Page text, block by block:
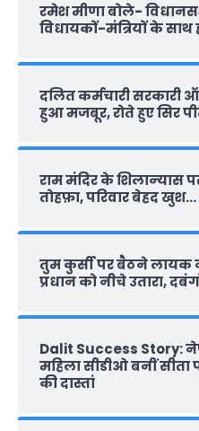
रमेश मीणा बोले-
विधायकों-मंत्रियों के साथ
दलित कर्मचारी सरकारी
हुआ मजबूर, रोते हुए सिर
राम मंदिर के शिलान्‍यास
तोहफ़ा, परिवार बेहद खुश…
तुम कुर्सी पर बैठने लायक
प्रधान को नीचे उतारा,
Dalit Success Story:
महिला सीडीओ बनीं सीता
की दास्‍तां